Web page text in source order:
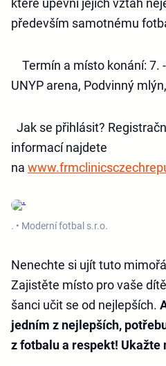
které upevní jejich vztah
především samotnému
Termín a místo konání: 7.
UNYP arena, Podvinný
Jak se přihlásit?
informací najdete
na
. • Moderní fotbal s.r.o.
Nenechte si ujít tuto
Zajistěte místo pro vaše
šanci učit se od nejlepších.
jedním z nejlepších,
z fotbalu a respekt! Ukažte